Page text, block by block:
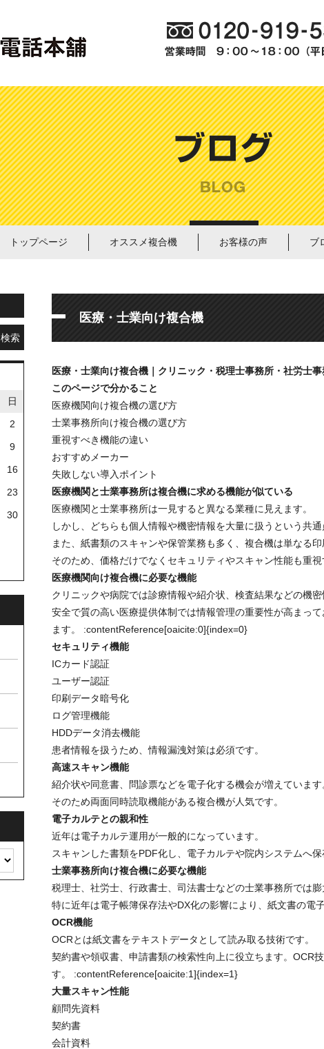
トップページ オススメ複合機 お客様の声 ブ
医療・士業向け複合機
医療・士業向け複合機｜クリニック・税理士事務所・社労士
このページで分かること
医療機関向け複合機の選び方
士業事務所向け複合機の選び方
重視すべき機能の違い
おすすめメーカー
失敗しない導入ポイント
医療機関と士業事務所は複合機に求める機能が似ている
医療機関と士業事務所は一見すると異なる業種に見えます。
しかし、どちらも個人情報や機密情報を大量に扱うという共通
また、紙書類のスキャンや保管業務も多く、複合機は単なる
そのため、価格だけでなくセキュリティやスキャン性能も重視
医療機関向け複合機に必要な機能
クリニックや病院では診療情報や紹介状、検査結果などの機密
安全で質の高い医療提供体制では情報管理の重要性が高まっ
ます。 :contentReference[oaicite:0]{index=0}
セキュリティ機能
ICカード認証
ユーザー認証
印刷データ暗号化
ログ管理機能
HDDデータ消去機能
患者情報を扱うため、情報漏洩対策は必須です。
高速スキャン機能
紹介状や同意書、問診票などを電子化する機会が増えています
そのため両面同時読取機能がある複合機が人気です。
電子カルテとの親和性
近年は電子カルテ運用が一般的になっています。
スキャンした書類をPDF化し、電子カルテや院内システムへ保
士業事務所向け複合機に必要な機能
税理士、社労士、行政書士、司法書士などの士業事務所では膨
特に近年は電子帳簿保存法やDX化の影響により、紙文書の電
OCR機能
OCRとは紙文書をテキストデータとして読み取る技術です。
契約書や領収書、申請書類の検索性向上に役立ちます。OCR
す。 :contentReference[oaicite:1]{index=1}
大量スキャン性能
顧問先資料
契約書
会計資料
検索
日
2
9
16
23
30